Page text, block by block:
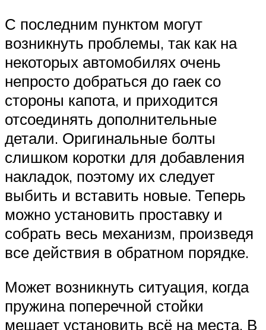
С последним пунктом могут
возникнуть проблемы, так как на
некоторых автомобилях очень
непросто добраться до гаек со
стороны капота, и приходится
отсоединять дополнительные
детали. Оригинальные болты
слишком коротки для добавления
накладок, поэтому их следует
выбить и вставить новые. Теперь
можно установить проставку и
собрать весь механизм, произведя
все действия в обратном порядке.
Может возникнуть ситуация, когда
пружина поперечной стойки
мешает установить всё на места. В